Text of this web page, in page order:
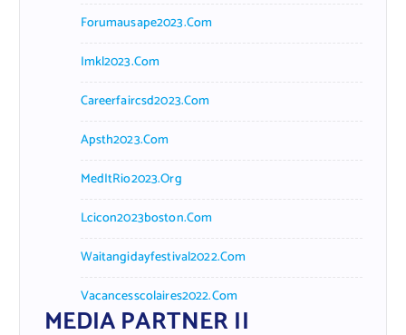
Forumausape2023.com
Imkl2023.com
Careerfaircsd2023.com
Apsth2023.com
MedItRio2023.org
Lcicon2023boston.com
Waitangidayfestival2022.com
Vacancesscolaires2022.com
MEDIA PARTNER II